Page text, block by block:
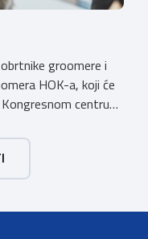
groomere i
HOK-a, koji će
centru
predavača: U sklopu
„Profesija